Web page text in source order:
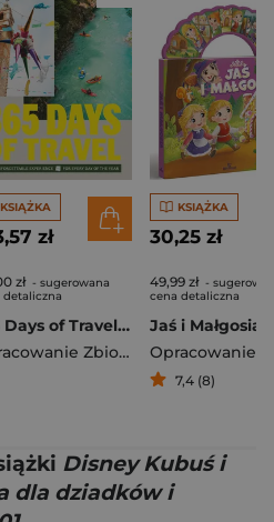
KSIĄŻKA
zł
zł - sugerowana
detaliczna
365 Days of Travel. Lonely Planet
Opracowanie Zbiorowe
KSIĄŻKA
30,25 zł
49,99 zł -
cena detaliczna
Jaś i Małgosia
7,4 (8)
Disney Kubuś i
dla dziadków i